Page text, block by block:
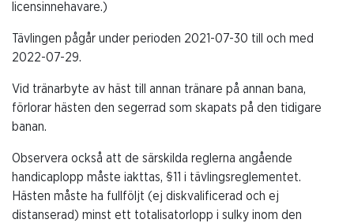
licensinnehavare.)
Tävlingen pågår under perioden 2021-07-30 till och med
2022-07-29.
Vid tränarbyte av häst till annan tränare på annan bana,
förlorar hästen den segerrad som skapats på den tidigare
banan.
Observera också att de särskilda reglerna angående
handicaplopp måste iakttas, §11 i tävlingsreglementet.
Hästen måste ha fullföljt (ej diskvalificerad och ej
distanserad) minst ett totalisatorlopp i sulky inom den